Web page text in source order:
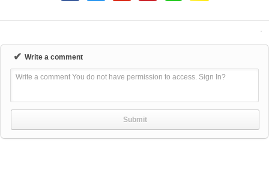
✔ Write a comment
Write a comment You do not have permission to access. Sign In?